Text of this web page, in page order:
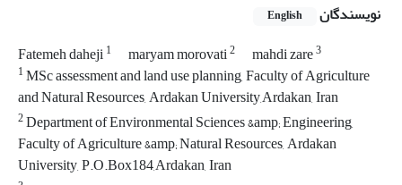
نویسندگان English
Fatemeh daheji1 maryam morovati2 mahdi zare3
1MSc assessment and land use planning, Faculty of Agriculture
and Natural Resources, Ardakan University,Ardakan, Iran
2Department of Environmental Sciences &amp; Engineering,
Faculty of Agriculture &amp; Natural Resources, Ardakan
University, P.O.Box184,Ardakan, Iran